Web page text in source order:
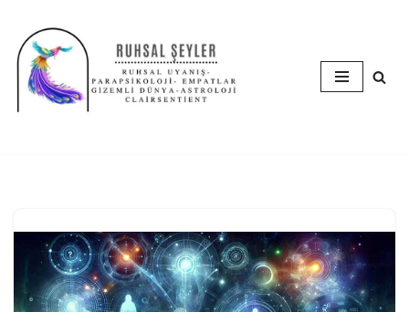
İçeriğe
geç